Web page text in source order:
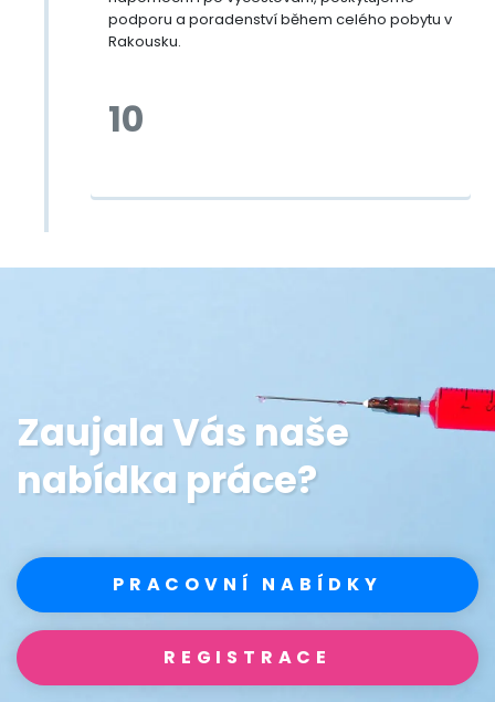
podporu a poradenství během celého pobytu v
Rakousku.
10
Zaujala Vás naše
nabídka práce?
PRACOVNÍ NABÍDKY
REGISTRACE